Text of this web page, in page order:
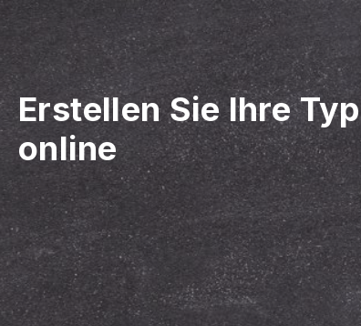
Erstellen Sie Ihre
online